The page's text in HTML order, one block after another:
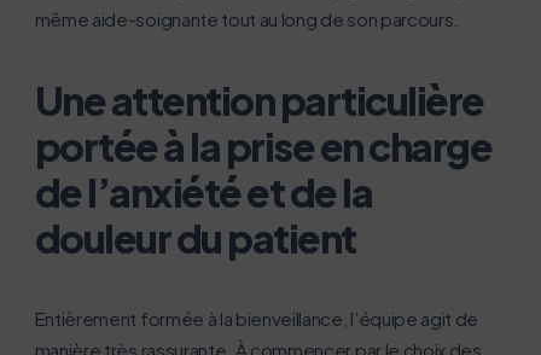
L’écoconception, ça vous concerne
aussi !
Nous avons développé ce site Internet dans le cadre
d’une démarche forte d’écoconception.
Si vous aussi vous souhaitez diminuer drastiquement
même aide-soignante tout au long de son parcours.
Une attention particulière
portée à la prise en charge
de l’anxiété et de la
douleur du patient
Entièrement formée à la bienveillance, l’équipe agit de
manière très rassurante. À commencer par le choix des